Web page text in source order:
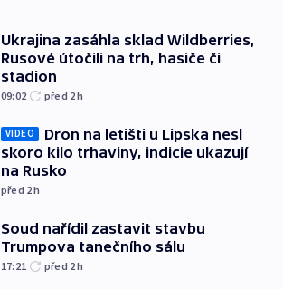
Ukrajina zasáhla sklad Wildberries,
Rusové útočili na trh, hasiče či
stadion
09:02 před 2h
VIDEO
Dron na letišti u Lipska nesl
skoro kilo trhaviny, indicie ukazují
na Rusko
před 2h
Soud nařídil zastavit stavbu
Trumpova tanečního sálu
17:21 před 2h